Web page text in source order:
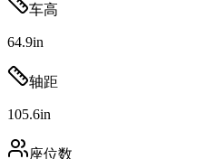
车高
64.9in
轴距
105.6in
座位数